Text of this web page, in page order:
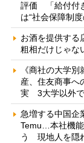
評価 「給付付
は“社会保障制
お酒を提供す
粗相だけじゃな
《商社の大学
産、住友商事へ
実 3大学以外
急増する中国企
Temu…本社機
う 現地人を隠